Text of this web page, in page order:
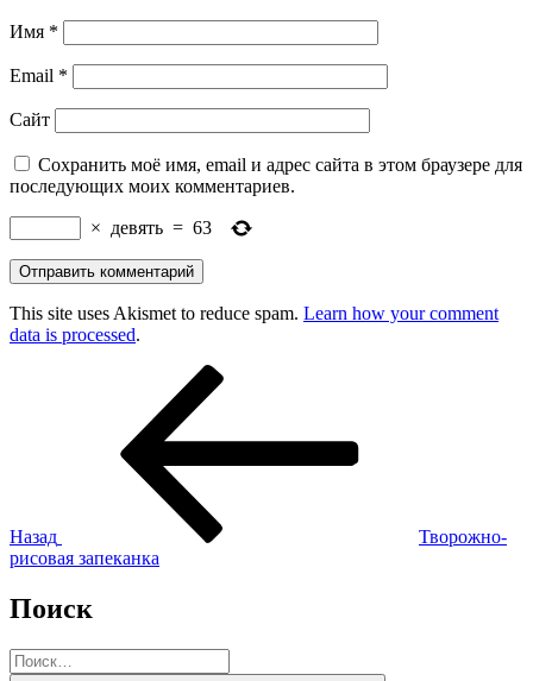
Имя *
Email *
Сайт
Сохранить моё имя, email и адрес сайта в этом браузере для
последующих моих комментариев.
× девять = 63
This site uses Akismet to reduce spam. Learn how your comment
data is processed.
Назад
Творожно-
рисовая запеканка
Поиск
Искать: